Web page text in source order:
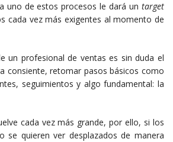
uno de estos procesos le dará un target
cada vez más exigentes al momento de
un profesional de ventas es sin duda el
consiente, retomar pasos básicos como
seguimientos y algo fundamental: la
cada vez más grande, por ello, si los
se quieren ver desplazados de manera